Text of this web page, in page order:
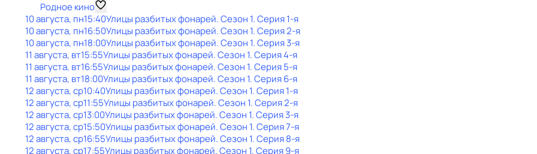
Родное кино
10 августа, пн15:40Улицы разбитых фонарей. Сезон 1. Серия 1-я
10 августа, пн16:50Улицы разбитых фонарей. Сезон 1. Серия 2-я
10 августа, пн18:00Улицы разбитых фонарей. Сезон 1. Серия 3-я
11 августа, вт15:55Улицы разбитых фонарей. Сезон 1. Серия 4-я
11 августа, вт16:55Улицы разбитых фонарей. Сезон 1. Серия 5-я
11 августа, вт18:00Улицы разбитых фонарей. Сезон 1. Серия 6-я
12 августа, ср10:40Улицы разбитых фонарей. Сезон 1. Серия 1-я
12 августа, ср11:55Улицы разбитых фонарей. Сезон 1. Серия 2-я
12 августа, ср13:00Улицы разбитых фонарей. Сезон 1. Серия 3-я
12 августа, ср15:50Улицы разбитых фонарей. Сезон 1. Серия 7-я
12 августа, ср16:55Улицы разбитых фонарей. Сезон 1. Серия 8-я
12 августа, ср17:55Улицы разбитых фонарей. Сезон 1. Серия 9-я